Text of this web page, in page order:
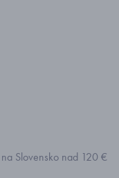
Slovensko nad 120 €